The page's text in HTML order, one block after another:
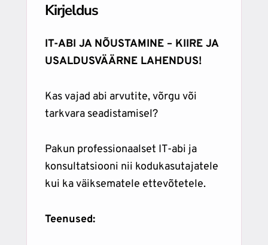
Kirjeldus
IT-ABI JA NÕUSTAMINE – KIIRE JA
USALDUSVÄÄRNE LAHENDUS!
Kas vajad abi arvutite, võrgu või
tarkvara seadistamisel?
Pakun professionaalset IT-abi ja
konsultatsiooni nii kodukasutajatele
kui ka väiksematele ettevõtetele.
Teenused: